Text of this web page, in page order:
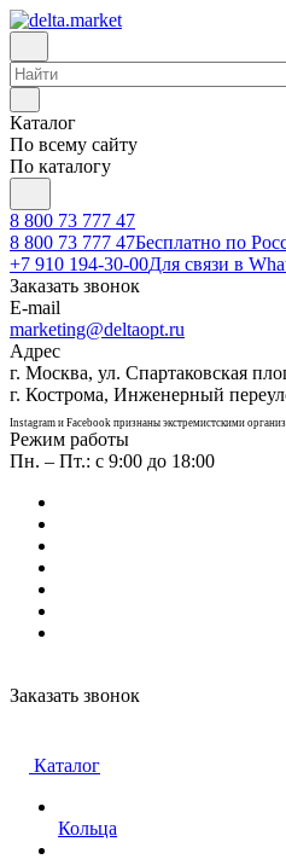
Каталог
По всему сайту
По каталогу
8 800 73 777 47
8 800 73 777 47Бесплатно по
+7 910 194-30-00Для связи в
Заказать звонок
E-mail
marketing@deltaopt.ru
Адрес
г. Москва, ул. Спартаковская
г. Кострома, Инженерный
Instagram и Facebook признаны экстремистскими
Режим работы
Пн. – Пт.: с 9:00 до 18:00
Заказать звонок
Каталог
Кольца